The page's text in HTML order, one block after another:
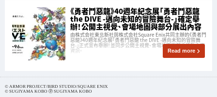
《勇者鬥惡龍》40週年紀念展「勇者鬥惡龍
the DIVE -邁向未知的冒險舞台-」確定舉
辦！公開主視覺、會場地圖與部分展出內容
由株式会社東北新社與株式会社Square Enix共同主辦的《勇者鬥
惡龍》40週年紀念展「勇者鬥惡龍 the DIVE -邁向未知的冒險舞
台-」正式宣布舉辦！並同步公開主視覺、會場地圖與部分活動內容
資訊。 Read more
© ARMOR PROJECT/BIRD STUDIO/SQUARE ENIX
© SUGIYAMA KOBO ⓟ SUGIYAMA KOBO